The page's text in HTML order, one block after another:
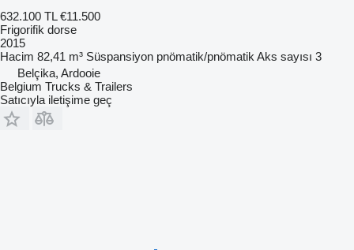
632.100 TL €11.500
Frigorifik dorse
2015
Hacim 82,41 m³ Süspansiyon pnömatik/pnömatik Aks sayısı 3
Belçika, Ardooie
Belgium Trucks & Trailers
Satıcıyla iletişime geç